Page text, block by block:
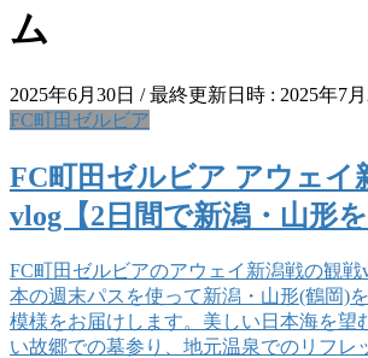
ム
2025年6月30日 / 最終更新日時 : 2025年7月
FC町田ゼルビア
FC町田ゼルビア アウェイ
vlog【2日間で新潟・山形を
FC町田ゼルビアのアウェイ新潟戦の観戦
本の週末パスを使って新潟・山形(鶴岡)
模様をお届けします。美しい日本海を望
い故郷での墓参り、地元温泉でのリフ